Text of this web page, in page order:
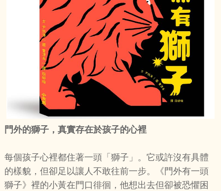
門外的獅子，真實存在於孩子的心裡
每個孩子心裡都住著一頭「獅子」。它或許沒有具體
的樣貌，但卻足以讓人不敢往前一步。《門外有一頭
獅子》裡的小黃在門口徘徊，他想出去但卻被恐懼困